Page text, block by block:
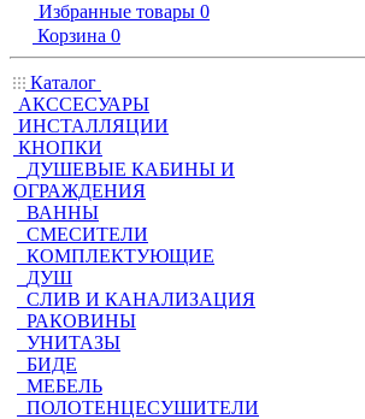
Избранные товары 0
Корзина 0
Каталог
АКССЕСУАРЫ
ИНСТАЛЛЯЦИИ
КНОПКИ
ДУШЕВЫЕ КАБИНЫ И
ОГРАЖДЕНИЯ
ВАННЫ
СМЕСИТЕЛИ
КОМПЛЕКТУЮЩИЕ
ДУШ
СЛИВ И КАНАЛИЗАЦИЯ
РАКОВИНЫ
УНИТАЗЫ
БИДЕ
МЕБЕЛЬ
ПОЛОТЕНЦЕСУШИТЕЛИ